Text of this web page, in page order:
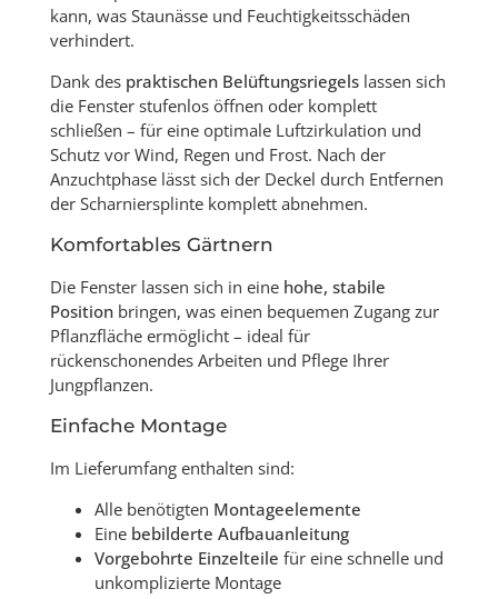
kann, was Staunässe und Feuchtigkeitsschäden
verhindert.
Dank des praktischen Belüftungsriegels lassen sich
die Fenster stufenlos öffnen oder komplett
schließen – für eine optimale Luftzirkulation und
Schutz vor Wind, Regen und Frost. Nach der
Anzuchtphase lässt sich der Deckel durch Entfernen
der Scharniersplinte komplett abnehmen.
Komfortables Gärtnern
Die Fenster lassen sich in eine hohe, stabile
Position bringen, was einen bequemen Zugang zur
Pflanzfläche ermöglicht – ideal für
rückenschonendes Arbeiten und Pflege Ihrer
Jungpflanzen.
Einfache Montage
Im Lieferumfang enthalten sind:
Alle benötigten Montageelemente
Eine bebilderte Aufbauanleitung
Vorgebohrte Einzelteile für eine schnelle und
unkomplizierte Montage